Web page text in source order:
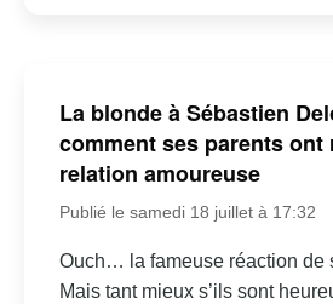
La blonde à Sébastien
comment ses parents ont
relation amoureuse
Publié le samedi 18 juillet à 17:32
Ouch… la fameuse réaction de
Mais tant mieux s’ils sont